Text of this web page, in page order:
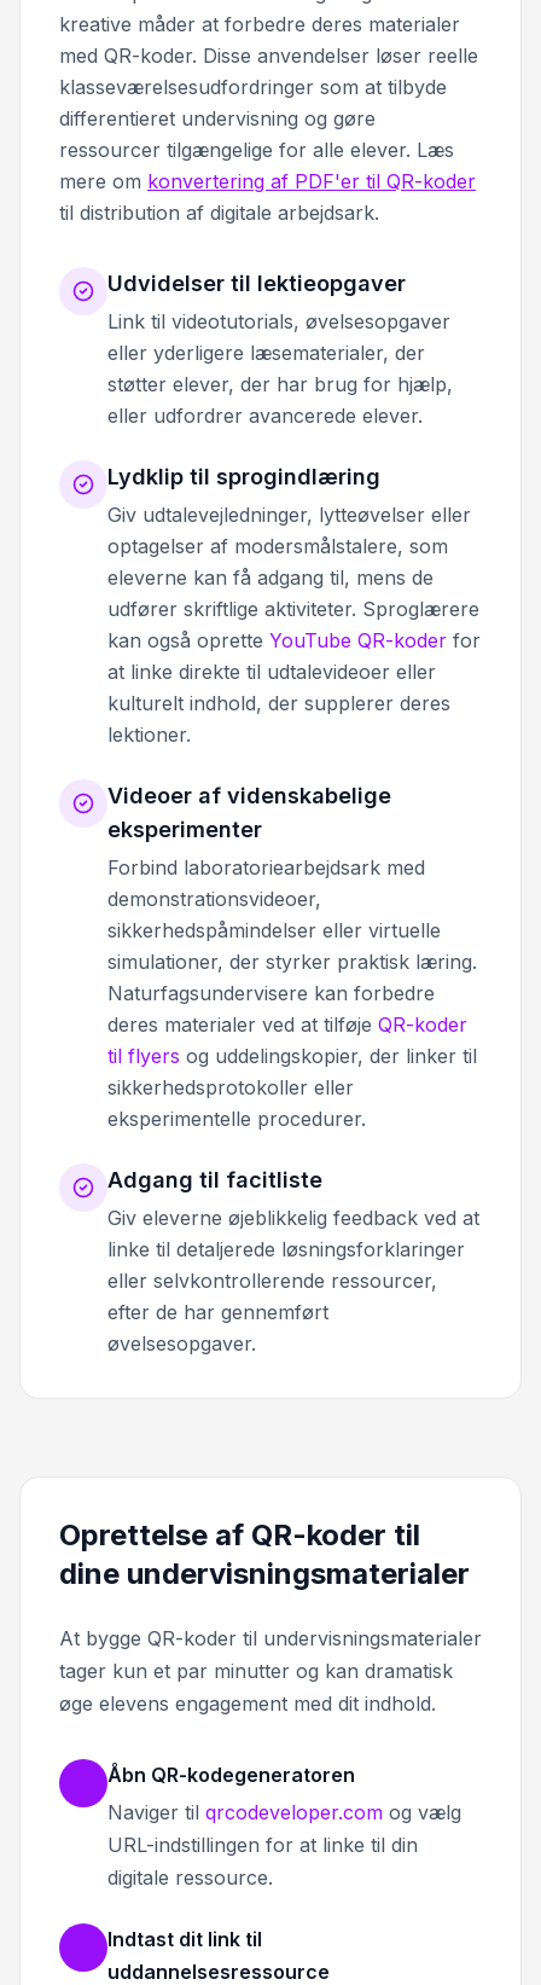
kreative måder at forbedre deres materialer
med QR-koder. Disse anvendelser løser reelle
klasseværelsesudfordringer som at tilbyde
differentieret undervisning og gøre
ressourcer tilgængelige for alle elever. Læs
mere om konvertering af PDF'er til QR-koder
til distribution af digitale arbejdsark.
Udvidelser til lektieopgaver
Link til videotutorials, øvelsesopgaver
eller yderligere læsematerialer, der
støtter elever, der har brug for hjælp,
eller udfordrer avancerede elever.
Lydklip til sprogindlæring
Giv udtalevejledninger, lytteøvelser eller
optagelser af modersmålstalere, som
eleverne kan få adgang til, mens de
udfører skriftlige aktiviteter. Sproglærere
kan også oprette YouTube QR-koder for
at linke direkte til udtalevideoer eller
kulturelt indhold, der supplerer deres
lektioner.
Videoer af videnskabelige
eksperimenter
Forbind laboratoriearbejdsark med
demonstrationsvideoer,
sikkerhedspåmindelser eller virtuelle
simulationer, der styrker praktisk læring.
Naturfagsundervisere kan forbedre
deres materialer ved at tilføje QR-koder
til flyers og uddelingskopier, der linker til
sikkerhedsprotokoller eller
eksperimentelle procedurer.
Adgang til facitliste
Giv eleverne øjeblikkelig feedback ved at
linke til detaljerede løsningsforklaringer
eller selvkontrollerende ressourcer,
efter de har gennemført
øvelsesopgaver.
Oprettelse af QR-koder til
dine undervisningsmaterialer
At bygge QR-koder til undervisningsmaterialer
tager kun et par minutter og kan dramatisk
øge elevens engagement med dit indhold.
Åbn QR-kodegeneratoren
Naviger til qrcodeveloper.com og vælg
URL-indstillingen for at linke til din
digitale ressource.
Indtast dit link til
uddannelsesressource